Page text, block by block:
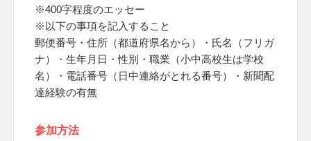
※400字程度のエッセー
※以下の事項を記入すること
郵便番号・住所（都道府県名から）・氏名（フリガ
ナ）・生年月日・性別・職業（小中高校生は学校
名）・電話番号（日中連絡がとれる番号）・新聞配
達経験の有無
参加方法